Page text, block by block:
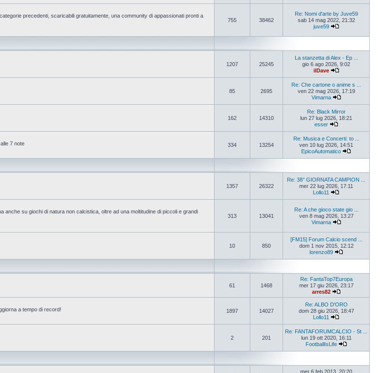
precedenti, scaricabili gratuitamente, una community di appassionati pronti a
755 38462
Re: Nomi d'arte by Juve59
sab 14 mag 2022, 21:32
juve59
1207 25245
La stanzetta di Alex - Ep ...
gio 6 ago 2026, 9:02
ilDave
85 2695
Re: Che cartone o anime s ...
ven 22 mag 2026, 17:19
Vimarna
162 14310
Re: Black Mirror
lun 27 lug 2026, 18:21
esser
7 note
334 13254
Re: Musica e Concerti: to ...
ven 10 lug 2026, 14:51
EpicoAutomatico
1357 26322
Re: 38° GIORNATA CAMPION ...
mer 22 lug 2026, 17:11
Lollo11
anche su giochi di natura non calcistica, oltre ad una moltitudine di piccoli e grandi
313 13041
Re: A che gioco state gio ...
ven 8 mag 2026, 13:27
Vimarna
10 850
[FM15] Forum Calcio scend ...
dom 1 nov 2015, 12:12
lorenzo89
61 1468
Re: FantaTop7Europa
mer 17 giu 2026, 23:17
arres82
a tempo di record!
1897 14027
Re: ALBO D'ORO
dom 28 giu 2026, 18:47
Lollo11
2 201
Re: FANTAFORUMCALCIO - St ...
lun 19 ott 2020, 16:11
FootballIsLife
mer 6 feb 2013, 20:20